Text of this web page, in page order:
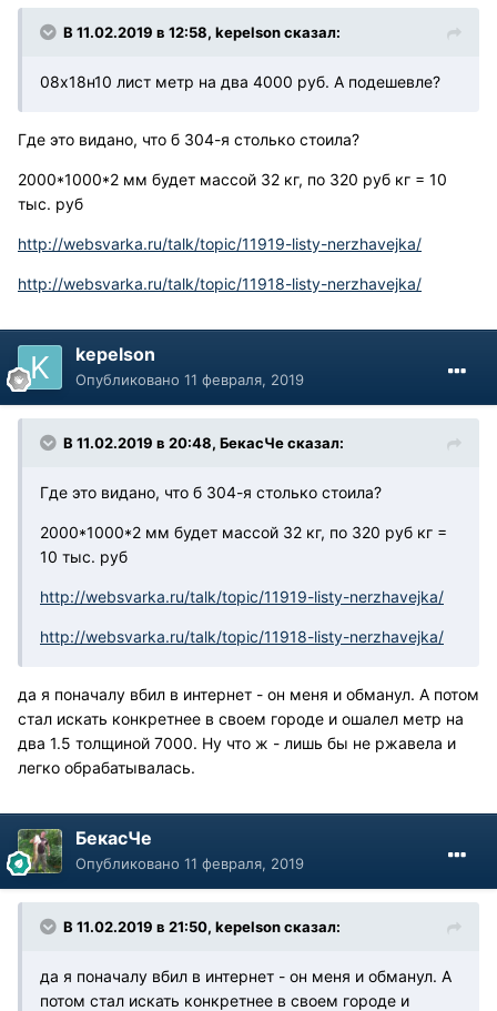
В 11.02.2019 в 12:58, kepelson сказал:
08х18н10 лист метр на два 4000 руб. А подешевле?
Где это видано, что б 304-я столько стоила?
2000*1000*2 мм будет массой 32 кг, по 320 руб кг = 10
тыс. руб
http://websvarka.ru/talk/topic/11919-listy-nerzhavejka/
http://websvarka.ru/talk/topic/11918-listy-nerzhavejka/
kepelson
Опубликовано 11 февраля, 2019
В 11.02.2019 в 20:48, БекасЧе сказал:
Где это видано, что б 304-я столько стоила?
2000*1000*2 мм будет массой 32 кг, по 320 руб кг =
10 тыс. руб
http://websvarka.ru/talk/topic/11919-listy-nerzhavejka/
http://websvarka.ru/talk/topic/11918-listy-nerzhavejka/
да я поначалу вбил в интернет - он меня и обманул. А потом
стал искать конкретнее в своем городе и ошалел метр на
два 1.5 толщиной 7000. Ну что ж - лишь бы не ржавела и
легко обрабатывалась.
БекасЧе
Опубликовано 11 февраля, 2019
В 11.02.2019 в 21:50, kepelson сказал:
да я поначалу вбил в интернет - он меня и обманул. А
потом стал искать конкретнее в своем городе и